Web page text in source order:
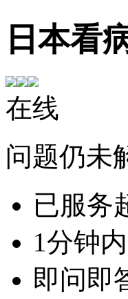
日本看
在线
问题仍未
已服务
1分钟
即问即